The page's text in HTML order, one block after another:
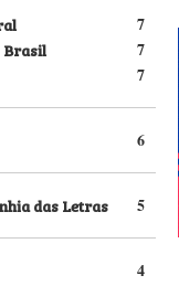
7
7
7
6
5
das Letras
4